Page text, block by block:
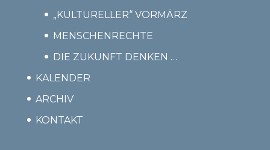
„KULTURELLER“ VORMÄRZ
MENSCHENRECHTE
DIE ZUKUNFT DENKEN …
KALENDER
ARCHIV
KONTAKT